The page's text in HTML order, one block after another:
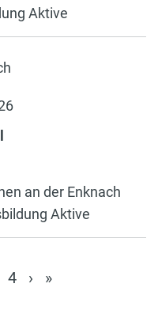
Aktive
an der Enknach
Aktive
4 › »